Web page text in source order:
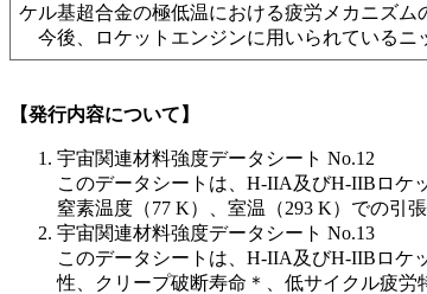
ケル基超合金の極低温における疲労メカニズム
今後、ロケットエンジンに用いられているニ
【発行内容について】
宇宙関連材料強度データシート No.12
このデータシートは、H-IIA及びH-IIBロケ
窒素温度（77 K）、室温（293 K）での引
宇宙関連材料強度データシート No.13
このデータシートは、H-IIA及びH-IIBロケ
性、クリープ破断寿命＊、低サイクル疲労